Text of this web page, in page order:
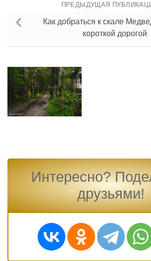
ПРЕДЫДУЩАЯ
Как добраться к скале
короткой дорогой
Интересно?
друзьями!